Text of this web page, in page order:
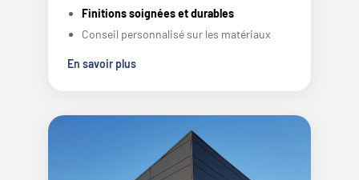
Finitions soignées et durables
Conseil personnalisé sur les matériaux
En savoir plus